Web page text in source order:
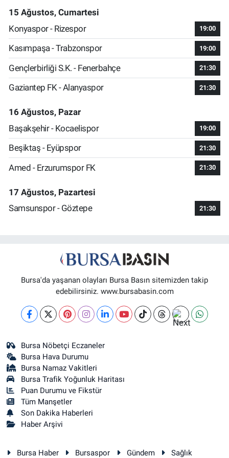
15 Ağustos, Cumartesi
Konyaspor - Rizespor
19:00
Kasımpaşa - Trabzonspor 19:00
Gençlerbirliği S.K. - Fenerbahçe 21:30
Gaziantep FK - Alanyaspor 21:30
16 Ağustos, Pazar
Başakşehir - Kocaelispor
19:00
Beşiktaş - Eyüpspor 21:30
Amed - Erzurumspor FK 21:30
17 Ağustos, Pazartesi
Samsunspor - Göztepe
21:30
Bursa'da yaşanan olayları Bursa Basın sitemizden takip
edebilirsiniz. www.bursabasin.com
Bursa Nöbetçi Eczaneler
Bursa Hava Durumu
Bursa Namaz Vakitleri
Bursa Trafik Yoğunluk Haritası
Puan Durumu ve Fikstür
Tüm Manşetler
Son Dakika Haberleri
Haber Arşivi
Bursa Haber Bursaspor Gündem Sağlık